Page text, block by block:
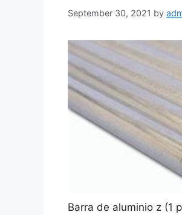
September 30, 2021 by
Barra de aluminio z (1